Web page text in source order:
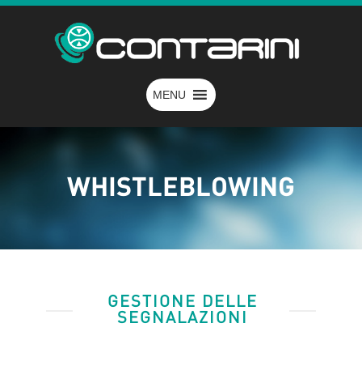
MENU
WHISTLEBLOWING
GESTIONE DELLE
SEGNALAZIONI